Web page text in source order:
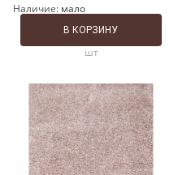
Наличие: мало
шт
В КОРЗИНУ